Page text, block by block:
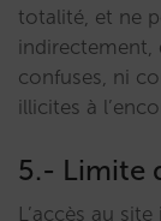
totalité, et ne
indirectement,
confuses, ni
illicites à
5.- Limite
L’accès au